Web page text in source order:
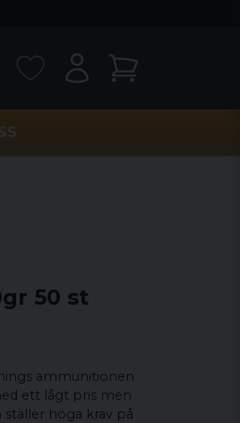
50 st
ammunitionen
ett lågt pris men
höga krav på